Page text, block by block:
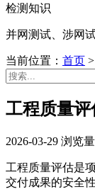
检测知识
并网测试、涉网
当前位置： 首页 >
工程质量评
2026-03-29 浏览
工程质量评估是
交付成果的安全